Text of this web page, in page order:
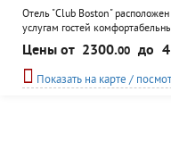
Отель "Club Boston"
услугам гостей
боулинг. На территории
Цены от 2300.00 до
Показать на карте /